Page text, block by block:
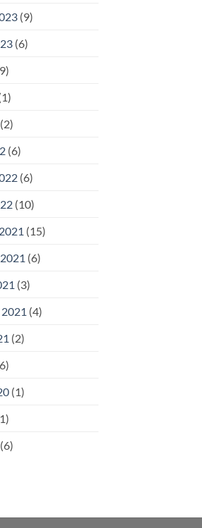
(9)
(6)
(6)
(6)
(10)
(15)
(6)
(3)
(4)
(2)
(1)